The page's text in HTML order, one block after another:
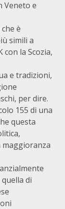
Veneto e
è
simili a
con la Scozia,
e tradizioni,
ione
per dire.
155 di una
questa
maggioranza
di